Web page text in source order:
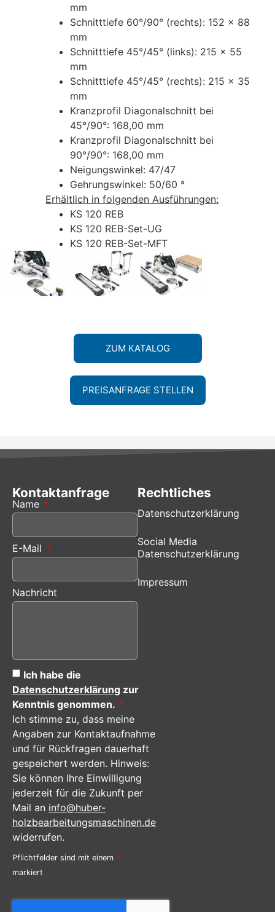
mm
Schnitttiefe 60°/90° (rechts): 152 x 88
mm
Schnitttiefe 45°/45° (links): 215 x 55
mm
Schnitttiefe 45°/45° (rechts): 215 x 35
mm
Kranzprofil Diagonalschnitt bei
45°/90°: 168,00 mm
Kranzprofil Diagonalschnitt bei
90°/90°: 168,00 mm
Neigungswinkel: 47/47
Gehrungswinkel: 50/60 °
Erhältlich in folgenden Ausführungen:
KS 120 REB
KS 120 REB-Set-UG
KS 120 REB-Set-MFT
ZUM KATALOG
PREISANFRAGE STELLEN
Kontaktanfrage
Name
E-Mail
Nachricht
Ich habe die
Datenschutzerklärung zur
Kenntnis genommen. *
Ich stimme zu, dass meine
Angaben zur Kontaktaufnahme
und für Rückfragen dauerhaft
gespeichert werden. Hinweis:
Sie können Ihre Einwilligung
jederzeit für die Zukunft per
Mail an info@huber-
holzbearbeitungsmaschinen.de
widerrufen.
Pflichtfelder sind mit einem *
markiert
Rechtliches
Datenschutzerklärung
Social Media
Datenschutzerklärung
Impressum